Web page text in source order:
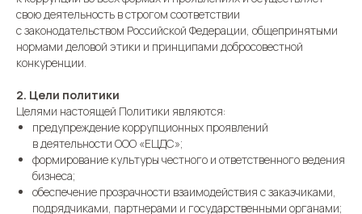
свою деятельность в строгом соответствии
с законодательством Российской Федерации, общепринятыми
нормами деловой этики и принципами добросовестной
конкуренции.
2. Цели политики
Целями настоящей Политики являются:
предупреждение коррупционных проявлений
в деятельности ООО «ЕЦДС»;
формирование культуры честного и ответственного ведения
бизнеса;
обеспечение прозрачности взаимодействия с заказчиками,
подрядчиками, партнерами и государственными органами;